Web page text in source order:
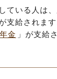
ている人は
支給されます
金 」が支給